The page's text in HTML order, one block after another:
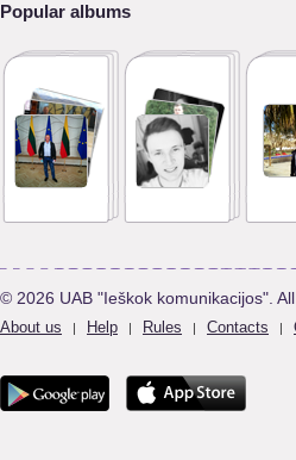
Popular albums
© 2026 UAB "Ieškok komunikacijos".
About us | Help | Rules | Contacts |